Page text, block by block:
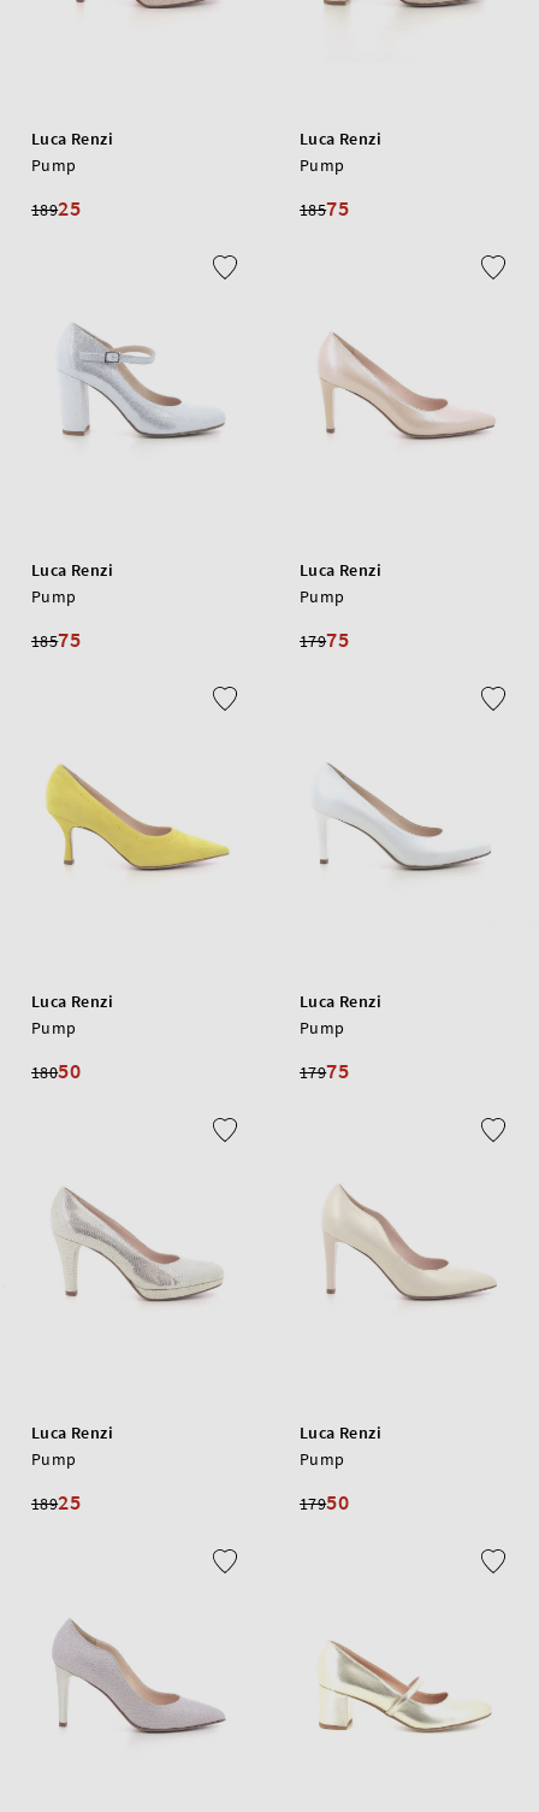
Luca Renzi
Pump
18925
Luca Renzi
Pump
18575
Luca Renzi
Pump
18575
Luca Renzi
Pump
17975
Luca Renzi
Pump
18050
Luca Renzi
Pump
17975
Luca Renzi
Pump
18925
Luca Renzi
Pump
17950